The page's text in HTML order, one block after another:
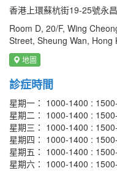
香港上環蘇杭街19-25號永
Room D, 20/F, Wing
Street, Sheung Wan, Hong
地圖
診症時間
星期一： 1000-1400 :
星期二： 1000-1400 :
星期三： 1000-1400 :
星期四： 1000-1400 :
星期五： 1000-1400 :
星期六： 1000-1400 :